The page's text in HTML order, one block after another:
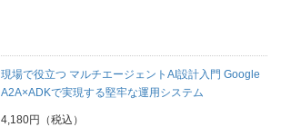
現場で役立つ マルチエージェントAI設計入門 Google
A2A×ADKで実現する堅牢な運用システム
4,180円（税込）